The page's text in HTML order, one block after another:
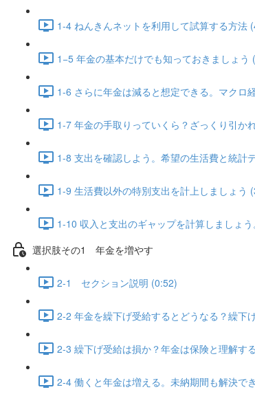
1-4 ねんきんネットを利用して試算する方法
1−5 年金の基本だけでも知っておきましょう
1-6 さらに年金は減ると想定できる。マクロ
1-7 年金の手取りっていくら？ざっくり引か
1-8 支出を確認しよう。希望の生活費と統計
1-9 生活費以外の特別支出を計上しましょう
1-10 収入と支出のギャップを計算しましょ
選択肢その1 年金を増やす
2-1 セクション説明 (0:52)
2-2 年金を繰下げ受給するとどうなる？繰下
2-3 繰下げ受給は損か？年金は保険と理解す
2-4 働くと年金は増える。未納期間も解決で